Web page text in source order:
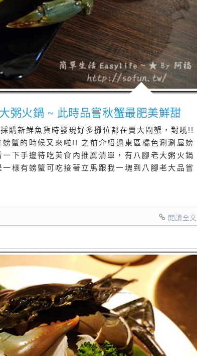
粥火鍋 ~ 此時品嘗秋蟹最肥美鮮甜
購新鮮魚貨時發現好多攤位都在賣大閘蟹，對吼!!
蟹的時候又來啦!! 之前介紹過東區橘色涮涮屋螃
下手邊待吃美食內推薦清單，有八腳老大粥火鍋
樣有螃蟹可吃接著立馬跟我一塊到八腳老大品嘗
閱讀全文